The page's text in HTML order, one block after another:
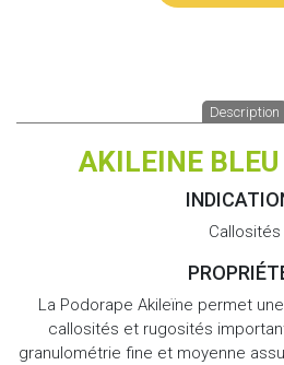
Description
AKILEINE
Callosités
La Podorape Akileïne permet
callosités et rugosités
granulométrie fine et moyenne